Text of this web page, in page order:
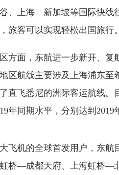
、上海—新加坡等国际快线
旅客可以实现轻松出国旅行。
方面，东航进一步新开、
区航线主要涉及上海浦东
直飞悉尼的洲际客运航线
年同期水平，分别达到2019
飞机的全球首发用户，东航
桥—成都天府、上海虹桥—